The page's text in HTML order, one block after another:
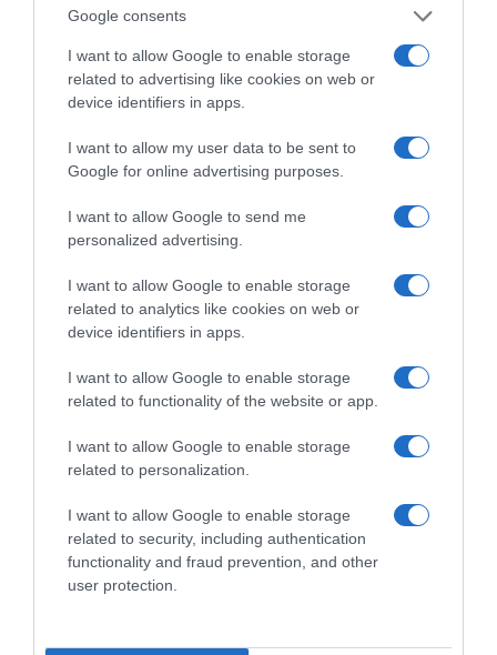
Google consents
I want to allow Google to enable storage
related to advertising like cookies on web or
device identifiers in apps.
I want to allow my user data to be sent to
Google for online advertising purposes.
I want to allow Google to send me
personalized advertising.
I want to allow Google to enable storage
related to analytics like cookies on web or
device identifiers in apps.
I want to allow Google to enable storage
related to functionality of the website or app.
I want to allow Google to enable storage
related to personalization.
I want to allow Google to enable storage
related to security, including authentication
functionality and fraud prevention, and other
user protection.
ΔΕΙΤΕ ΤΗΝ ΚΙΝΗΣΗ ΣΤΟΥΣ ΔΡΌΜΟΥΣ